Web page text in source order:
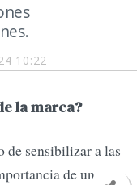
10:22
la marca?
de sensibilizar a las
de un